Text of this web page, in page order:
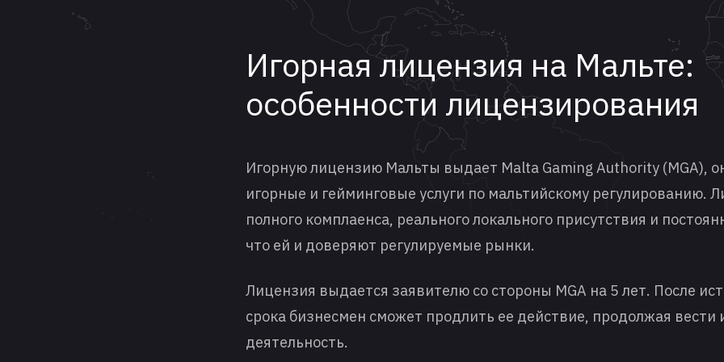
Игорная лицензия на Мальте:
особенности лицензирования
Игорную лицензию Мальты выдает Malta Gaming Authority (MGA),
игорные и гейминговые услуги по мальтийскому регулированию.
полного комплаенса, реального локального присутствия и
что ей и доверяют регулируемые рынки.
Лицензия выдается заявителю со стороны MGA на 5 лет. После
срока бизнесмен сможет продлить ее действие, продолжая вести
деятельность.